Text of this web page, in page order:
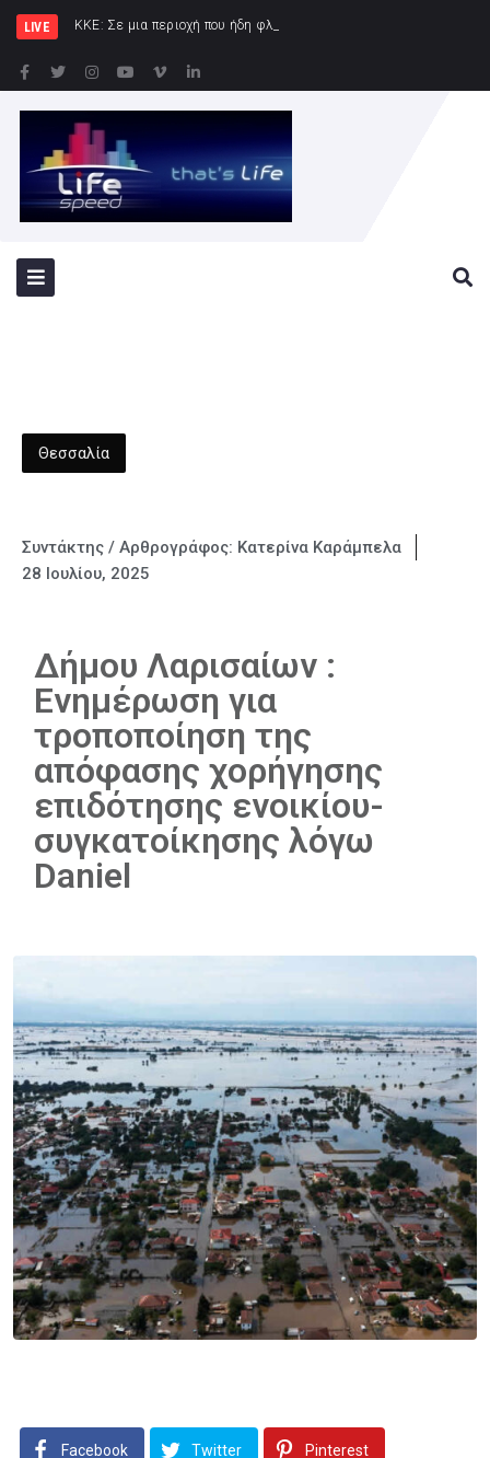
LIVE
Θεσσαλία
Συντάκτης / Αρθρογράφος: Κατερίνα Καράμπελα
28 Ιουλίου, 2025
Δήμου Λαρισαίων :
Ενημέρωση για
τροποποίηση της
απόφασης χορήγησης
επιδότησης ενοικίου-
συγκατοίκησης λόγω
Daniel
Facebook Twitter Pinterest